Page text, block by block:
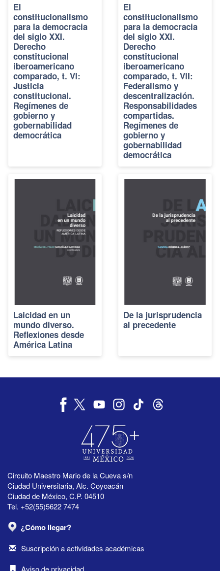
El
constitucionalismo
para la democracia
del siglo XXI.
Derecho
constitucional
iberoamericano
comparado, t. VI:
Justicia
constitucional.
Regímenes de
gobierno y
gobernabilidad
democrática
El
constitucionalismo
para la democracia
del siglo XXI.
Derecho
constitucional
iberoamericano
comparado, t. VII:
Federalismo y
descentralización.
Responsabilidades
compartidas.
Regímenes de
gobierno y
gobernabilidad
democrática
Laicidad en un
mundo diverso.
Reflexiones desde
América Latina
De la jurisprudencia
al precedente
Circuito Maestro Mario de la Cueva s/n
Ciudad Universitaria, Alc. Coyoacán
Ciudad de México, C.P. 04510
Tel. +52(55)5622 7474
¿Cómo llegar?
Suscripción a actividades académicas
Aviso de privacidad